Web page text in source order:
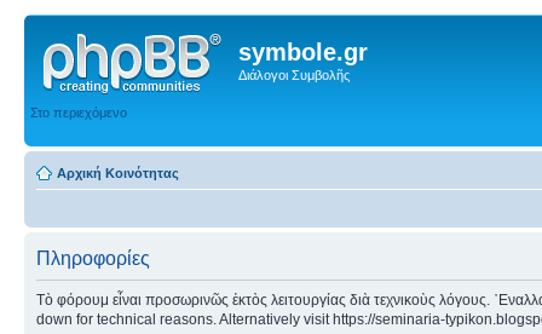
symbole.gr
Διάλογοι Συμβολῆς
Στο περιεχόμενο
Αρχική Κοινότητας
Πληροφορίες
Τὸ φόρουμ εἶναι προσωρινῶς ἐκτὸς λειτουργίας διὰ τεχνικοὺς λόγους.
down for technical reasons. Alternatively visit https://seminaria-